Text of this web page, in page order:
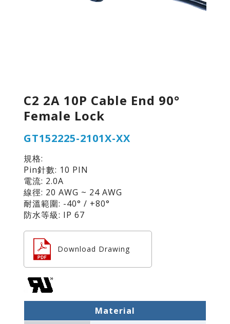
C2 2A 10P Cable End 90°
Female Lock
GT152225-2101X-XX
規格:
Pin針數: 10 PIN
電流: 2.0A
線徑: 20 AWG ~ 24 AWG
耐溫範圍: -40° / +80°
防水等級: IP 67
Download Drawing
Material